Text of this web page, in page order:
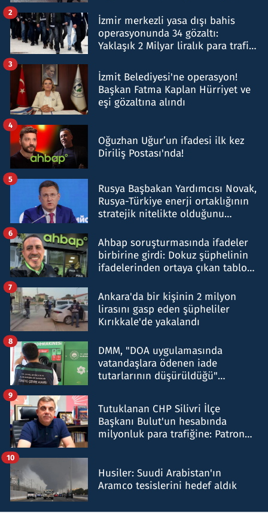
İzmir merkezli yasa dışı bahis
operasyonunda 34 gözaltı:
Yaklaşık 2 Milyar liralık para trafiği
2
İzmit Belediyesi'ne operasyon!
Başkan Fatma Kaplan Hürriyet ve
eşi gözaltına alındı
3
Oğuzhan Uğur’un ifadesi ilk kez
Diriliş Postası'nda!
4
Rusya Başbakan Yardımcısı Novak,
Rusya-Türkiye enerji ortaklığının
stratejik nitelikte olduğunu
5
Ahbap soruşturmasında ifadeler
birbirine girdi: Dokuz şüphelinin
ifadelerinden ortaya çıkan tablo
6
Ankara'da bir kişinin 2 milyon
lirasını gasp eden şüpheliler
Kırıkkale'de yakalandı
7
DMM, "DOA uygulamasında
vatandaşlara ödenen iade
tutarlarının düşürüldüğü"
8
Tutuklanan CHP Silivri İlçe
Başkanı Bulut'un hesabında
milyonluk para trafiğine: Patron
9
Husiler: Suudi Arabistan'ın
Aramco tesislerini hedef aldık
10